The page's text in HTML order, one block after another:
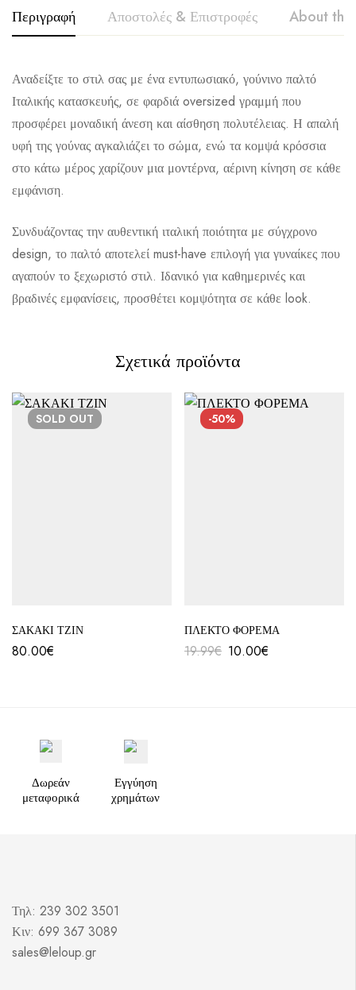
Περιγραφή Αποστολές & Επιστροφές About
Αναδείξτε το στιλ σας με ένα εντυπωσιακό, γούνινο παλτό
Ιταλικής κατασκευής, σε φαρδιά oversized γραμμή που
προσφέρει μοναδική άνεση και αίσθηση πολυτέλειας. Η απαλή
υφή της γούνας αγκαλιάζει το σώμα, ενώ τα κομψά κρόσσια
στο κάτω μέρος χαρίζουν μια μοντέρνα, αέρινη κίνηση σε κάθε
εμφάνιση.
Συνδυάζοντας την αυθεντική ιταλική ποιότητα με σύγχρονο
design, το παλτό αποτελεί must-have επιλογή για γυναίκες που
αγαπούν το ξεχωριστό στιλ. Ιδανικό για καθημερινές και
βραδινές εμφανίσεις, προσθέτει κομψότητα σε κάθε look.
Αποστολή σε πόλη: 2,50€
Αντικαταβολή: 2,50€
LAMIAR
Σχετικά προϊόντα
SOLD OUT
ΣΑΚΑΚΙ ΤΖΙΝ
80.00€
-50%
ΠΛΕΚΤΟ ΦΟΡΕΜΑ
19.99€ 10.00€
Δωρεάν
μεταφορικά
Εγγύηση
χρημάτων
Τηλ: 239 302 3501
Κιν: 699 367 3089
sales@leloup.gr